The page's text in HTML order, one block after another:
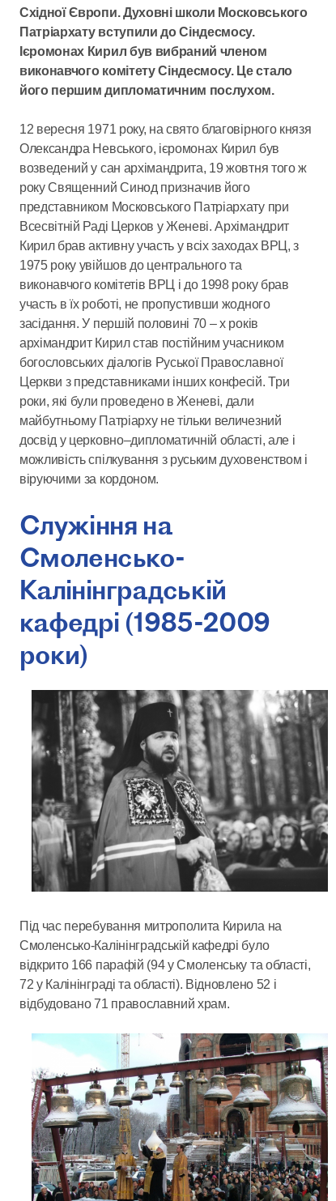
Східної Європи. Духовні школи Московського
Патріархату вступили до Сіндесмосу.
Ієромонах Кирил був вибраний членом
виконавчого комітету Сіндесмосу. Це стало
його першим дипломатичним послухом.
12 вересня 1971 року, на свято благовірного князя
Олександра Невського, ієромонах Кирил був
возведений у сан архімандрита, 19 жовтня того ж
року Священний Синод призначив його
представником Московського Патріархату при
Всесвітній Раді Церков у Женеві. Архімандрит
Кирил брав активну участь у всіх заходах ВРЦ, з
1975 року увійшов до центрального та
виконавчого комітетів ВРЦ і до 1998 року брав
участь в їх роботі, не пропустивши жодного
засідання. У першій половині 70 – х років
архімандрит Кирил став постійним учасником
богословських діалогів Руської Православної
Церкви з представниками інших конфесій. Три
роки, які були проведено в Женеві, дали
майбутньому Патріарху не тільки величезний
досвід у церковно–дипломатичній області, але і
можливість спілкування з руським духовенством і
віруючими за кордоном.
Служіння на
Смоленсько-
Калінінградській
кафедрі (1985-2009
роки)
Під час перебування митрополита Кирила на
Смоленсько-Калінінградській кафедрі було
відкрито 166 парафій (94 у Смоленську та області,
72 у Калінінграді та області). Відновлено 52 і
відбудовано 71 православний храм.